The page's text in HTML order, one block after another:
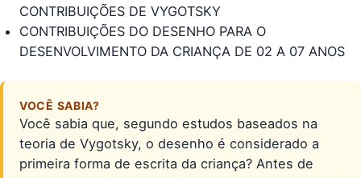
CONTRIBUIÇÕES DE VYGOTSKY
CONTRIBUIÇÕES DO DESENHO PARA O
DESENVOLVIMENTO DA CRIANÇA DE 02 A 07 ANOS
VOCÊ SABIA?
Você sabia que, segundo estudos baseados na
teoria de Vygotsky, o desenho é considerado a
primeira forma de escrita da criança? Antes de